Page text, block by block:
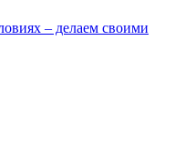
– делаем своими